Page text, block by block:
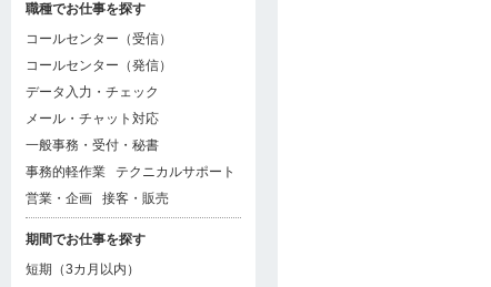
職種でお仕事を探す
コールセンター（受信）
コールセンター（発信）
データ入力・チェック
メール・チャット対応
一般事務・受付・秘書
事務的軽作業
テクニカルサポート
営業・企画
接客・販売
期間でお仕事を探す
短期（3カ月以内）